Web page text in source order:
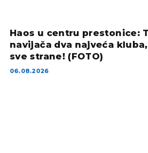
Haos u centru prestonice:
navijača dva najveća
sve strane! (FOTO)
06.08.2026